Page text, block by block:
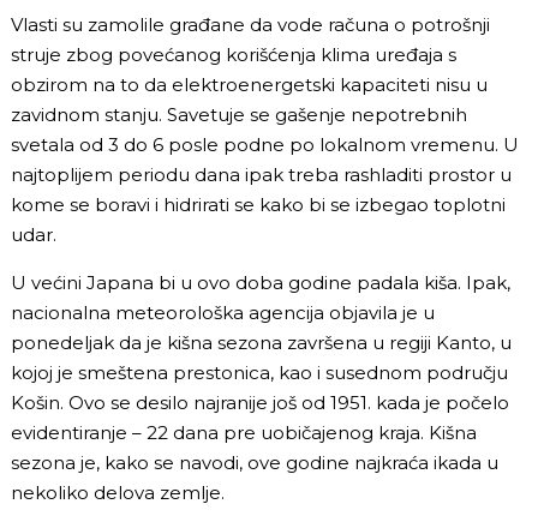
Vlasti su zamolile građane da vode računa o potrošnji
struje zbog povećanog korišćenja klima uređaja s
obzirom na to da elektroenergetski kapaciteti nisu u
zavidnom stanju. Savetuje se gašenje nepotrebnih
svetala od 3 do 6 posle podne po lokalnom vremenu. U
najtoplijem periodu dana ipak treba rashladiti prostor u
kome se boravi i hidrirati se kako bi se izbegao toplotni
udar.
U većini Japana bi u ovo doba godine padala kiša. Ipak,
nacionalna meteorološka agencija objavila je u
ponedeljak da je kišna sezona završena u regiji Kanto, u
kojoj je smeštena prestonica, kao i susednom području
Košin. Ovo se desilo najranije još od 1951. kada je počelo
evidentiranje – 22 dana pre uobičajenog kraja. Kišna
sezona je, kako se navodi, ove godine najkraća ikada u
nekoliko delova zemlje.